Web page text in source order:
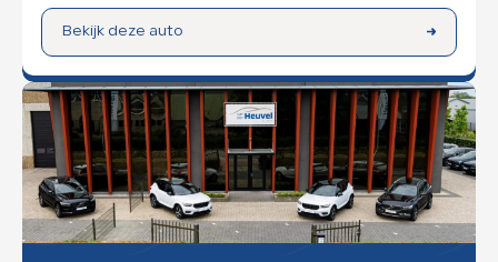
Bekijk deze auto